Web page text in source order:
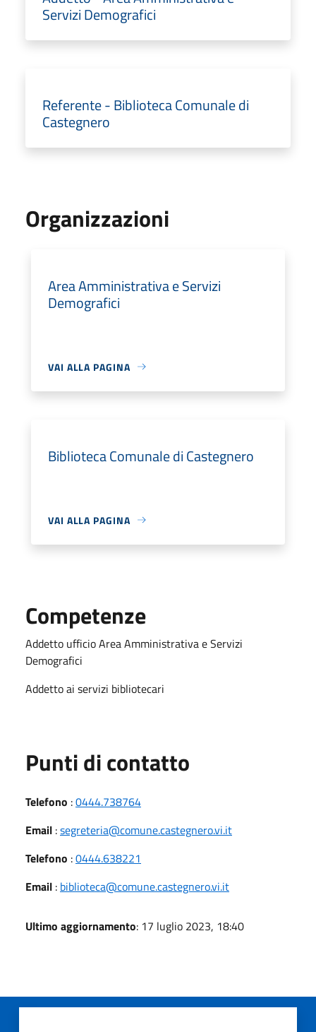
Servizi Demografici
Referente - Biblioteca Comunale di
Castegnero
Organizzazioni
Area Amministrativa e Servizi
Demografici
VAI ALLA PAGINA
Biblioteca Comunale di Castegnero
VAI ALLA PAGINA
Competenze
Addetto ufficio Area Amministrativa e Servizi
Demografici
Addetto ai servizi bibliotecari
Punti di contatto
Telefono :0444.738764
Email :segreteria@comune.castegnero.vi.it
Telefono :0444.638221
Email : biblioteca@comune.castegnero.vi.it
Ultimo aggiornamento: 17 luglio 2023, 18:40